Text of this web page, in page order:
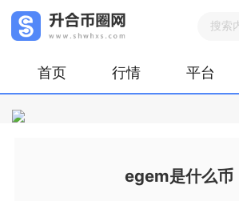
首页 行情 平台
egem是什么币